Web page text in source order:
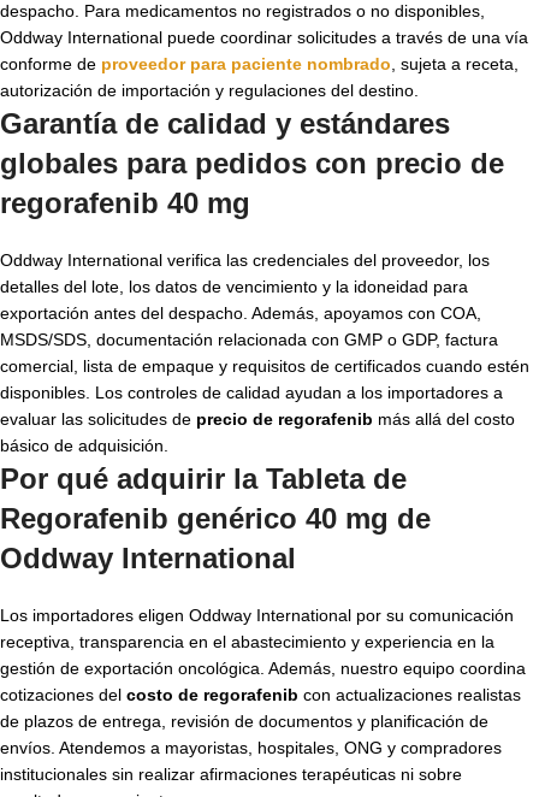
despacho. Para medicamentos no registrados o no disponibles,
Oddway International puede coordinar solicitudes a través de una vía
conforme de proveedor para paciente nombrado , sujeta a receta,
autorización de importación y regulaciones del destino.
Garantía de calidad y estándares
globales para pedidos con precio de
regorafenib 40 mg
Oddway International verifica las credenciales del proveedor, los
detalles del lote, los datos de vencimiento y la idoneidad para
exportación antes del despacho. Además, apoyamos con COA,
MSDS/SDS, documentación relacionada con GMP o GDP, factura
comercial, lista de empaque y requisitos de certificados cuando estén
disponibles. Los controles de calidad ayudan a los importadores a
evaluar las solicitudes de precio de regorafenib más allá del costo
básico de adquisición.
Por qué adquirir la Tableta de
Regorafenib genérico 40 mg de
Oddway International
Los importadores eligen Oddway International por su comunicación
receptiva, transparencia en el abastecimiento y experiencia en la
gestión de exportación oncológica. Además, nuestro equipo coordina
cotizaciones del costo de regorafenib con actualizaciones realistas
de plazos de entrega, revisión de documentos y planificación de
envíos. Atendemos a mayoristas, hospitales, ONG y compradores
institucionales sin realizar afirmaciones terapéuticas ni sobre